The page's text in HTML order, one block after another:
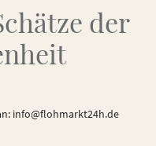
der
info@flohmarkt24h.de